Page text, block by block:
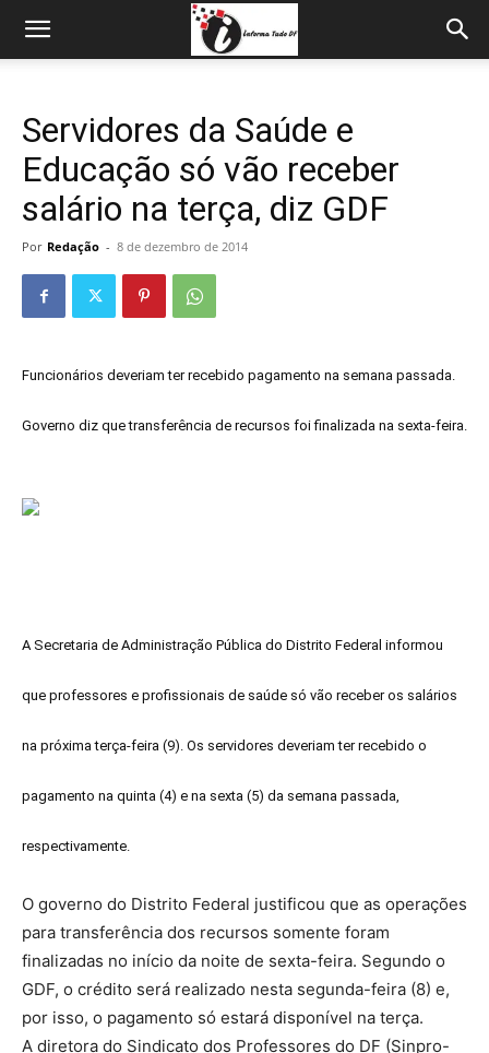
Servidores da Saúde e
Educação só vão receber
salário na terça, diz GDF
Por Redação - 8 de dezembro de 2014
Funcionários deveriam ter recebido pagamento na semana passada.
Governo diz que transferência de recursos foi finalizada na sexta-feira.
A Secretaria de Administração Pública do Distrito Federal informou
que professores e profissionais de saúde só vão receber os salários
na próxima terça-feira (9). Os servidores deveriam ter recebido o
pagamento na quinta (4) e na sexta (5) da semana passada,
respectivamente.
O governo do Distrito Federal justificou que as operações
para transferência dos recursos somente foram
finalizadas no início da noite de sexta-feira. Segundo o
GDF, o crédito será realizado nesta segunda-feira (8) e,
por isso, o pagamento só estará disponível na terça.
A diretora do Sindicato dos Professores do DF (Sinpro-